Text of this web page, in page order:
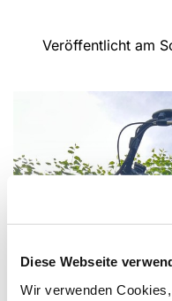
Diese Webseite
Wir verwenden
Veröffentlicht am